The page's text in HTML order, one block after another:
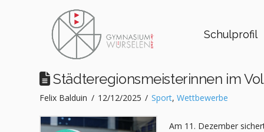
Schulprofil
Städteregionsmeisterinnen im
Felix Balduin 12/12/2025 Sport,Wettbewerbe
Am 11. Dezember